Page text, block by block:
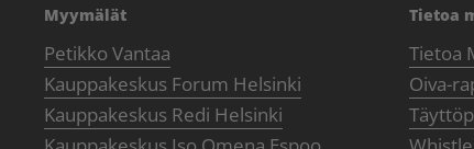
Myymälät
Petikko Vantaa
Kauppakeskus Forum Helsinki
Kauppakeskus Redi Helsinki
Tietoa
Tietoa
Oiva-